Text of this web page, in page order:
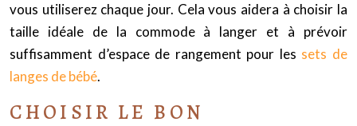
vous utiliserez chaque jour. Cela vous aidera à choisir la
taille idéale de la commode à langer et à prévoir
suffisamment d’espace de rangement pour les sets de
langes de bébé.
CHOISIR LE BON